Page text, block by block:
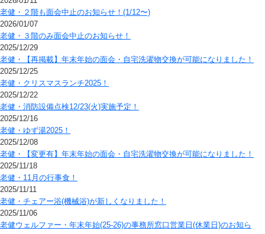
老健・２階も面会中止のお知らせ！(1/12〜)
2026/01/07
老健・３階のみ面会中止のお知らせ！
2025/12/29
老健・【再掲載】年末年始の面会・自宅洗濯物交換が可能になりました！
2025/12/25
老健・クリスマスランチ2025！
2025/12/22
老健・消防設備点検12/23(火)実施予定！
2025/12/16
老健・ゆず湯2025！
2025/12/08
老健・【変更有】年末年始の面会・自宅洗濯物交換が可能になりました！
2025/11/18
老健・11月の行事食！
2025/11/11
老健・チェアー浴(機械浴)が新しくなりました！
2025/11/06
老健ウェルファー・年末年始(25-26)の事務所窓口営業日(休業日)のお知ら